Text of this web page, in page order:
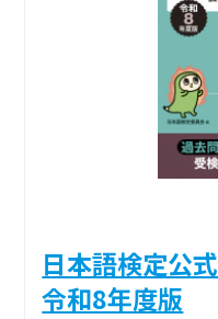
日本語検定公
令和8年度版